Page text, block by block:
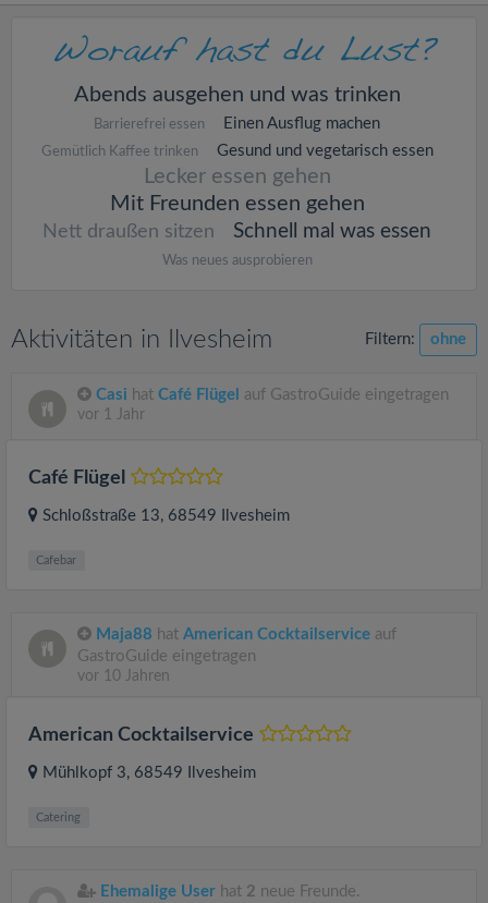
Abends ausgehen und was trinken
Barrierefrei essen Einen Ausflug machen
Gemütlich Kaffee trinken Gesund und vegetarisch essen
Lecker essen gehen
Mit Freunden essen gehen
Nett draußen sitzen Schnell mal was essen
Was neues ausprobieren
Aktivitäten in Ilvesheim Filtern: ohne
Casi hat Café Flügel auf GastroGuide eingetragen
vor 1 Jahr
Café Flügel
Schloßstraße 13, 68549 Ilvesheim
Cafebar
Maja88 hat American Cocktailservice auf
GastroGuide eingetragen
vor 10 Jahren
American Cocktailservice
Mühlkopf 3, 68549 Ilvesheim
Catering
Ehemalige User hat 2 neue Freunde.
n